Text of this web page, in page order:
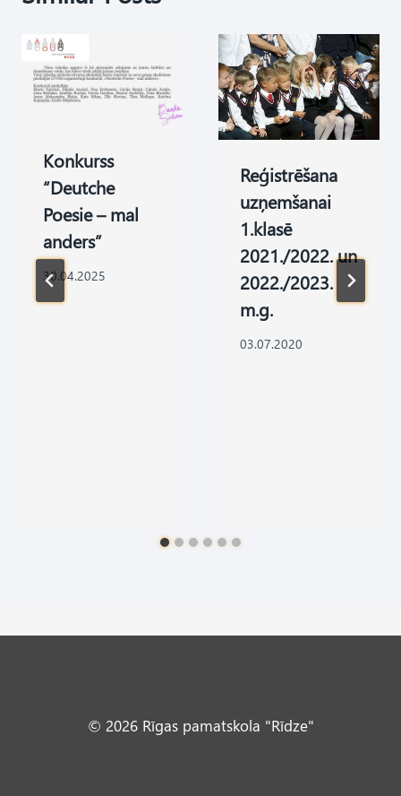
Konkurss
“Deutche
Poesie – mal
anders”
30.04.2025
Reģistrēšana
uzņemšanai
1.klasē
2021./2022. un
2022./2023.
m.g.
03.07.2020
© 2026 Rīgas pamatskola "Rīdze"